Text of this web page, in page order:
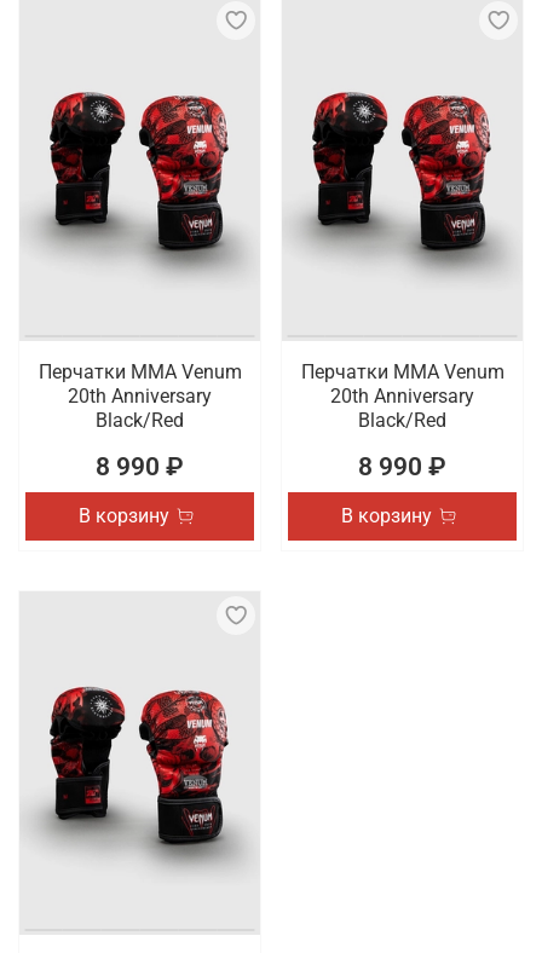
Перчатки ММА Venum
20th Anniversary
Black/Red
8 990 ₽
В корзину
Перчатки ММА Venum
20th Anniversary
Black/Red
8 990 ₽
В корзину